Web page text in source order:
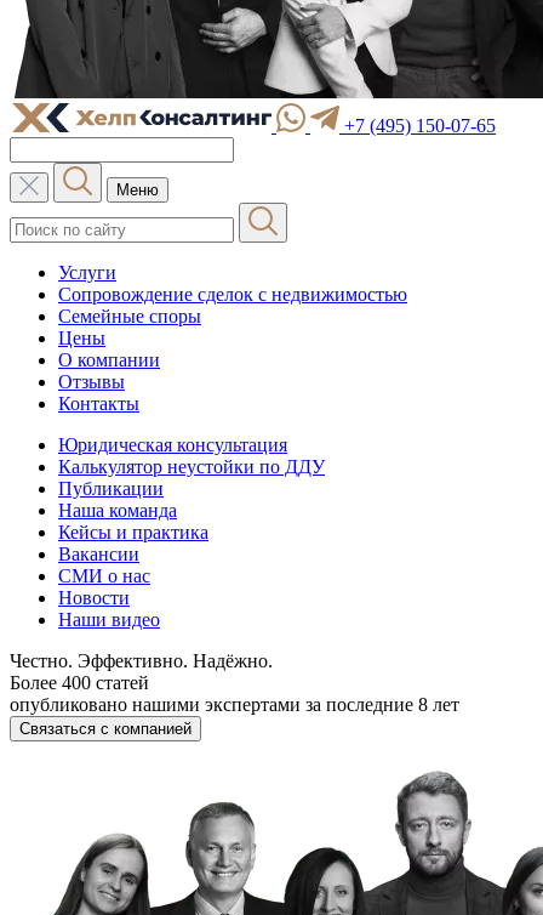
+7 (495) 150-07-65
Меню
Услуги
Сопровождение сделок с недвижимостью
Семейные споры
Цены
О компании
Отзывы
Контакты
Юридическая консультация
Калькулятор неустойки по ДДУ
Публикации
Наша команда
Кейсы и практика
Вакансии
СМИ о нас
Новости
Наши видео
Честно. Эффективно. Надёжно.
Более 400 статей
опубликовано нашими экспертами за последние 8 лет
Связаться с компанией